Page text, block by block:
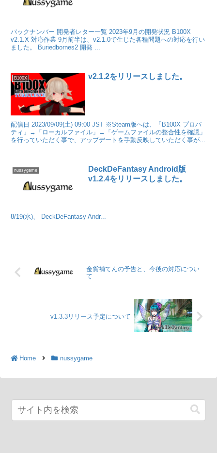
バックナンバー 開発者レター一覧 2023年9月の開発状況 B100X
v2.1.X 対応作業 9月前半は、v2.1.0で生じた各種問題への対応を行い
ました。 Buriedbornes2 開発 ...
B100X v2.1.2をリリースしました。
配信日 2023/09/09(土) 09:00 JST ※Steam版へは、「B100X プロパ
ティ」→「ローカルファイル」→「ゲームファイルの整合性を確認」
を行っていただく事で、アップデートを手動反映していただく事が...
nussygame
DeckDeFantasy Android版
v1.2.4をリリースしました。
8/19(水)、 DeckDeFantasy Andr...
金貨補てんの予告と、今後の対応につい
て
v1.3.3リリース予定について
Home nussygame